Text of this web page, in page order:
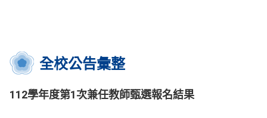
全校公告彙整
112學年度第1次兼任教師甄選報名結果